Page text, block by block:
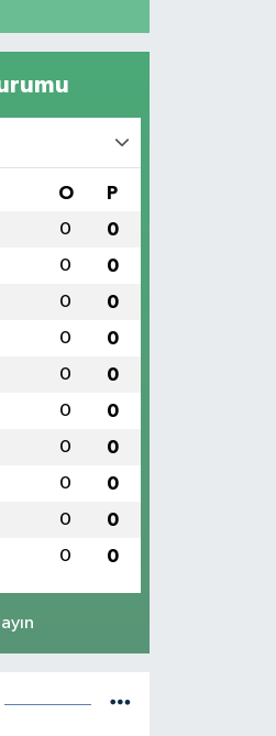
O P
0 0
0 0
0 0
0 0
0 0
0 0
0 0
0 0
0 0
0 0